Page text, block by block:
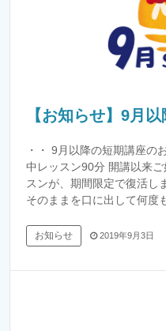
【お知らせ】9月
・・ 9月以降の短期講座の
中レッスン90分 開講以来
スンが、期間限定で復活し
そのままを口に出して何度
お知らせ 2019年9月3日